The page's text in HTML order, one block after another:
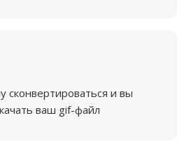
сконвертироваться и вы
ваш gif-файл